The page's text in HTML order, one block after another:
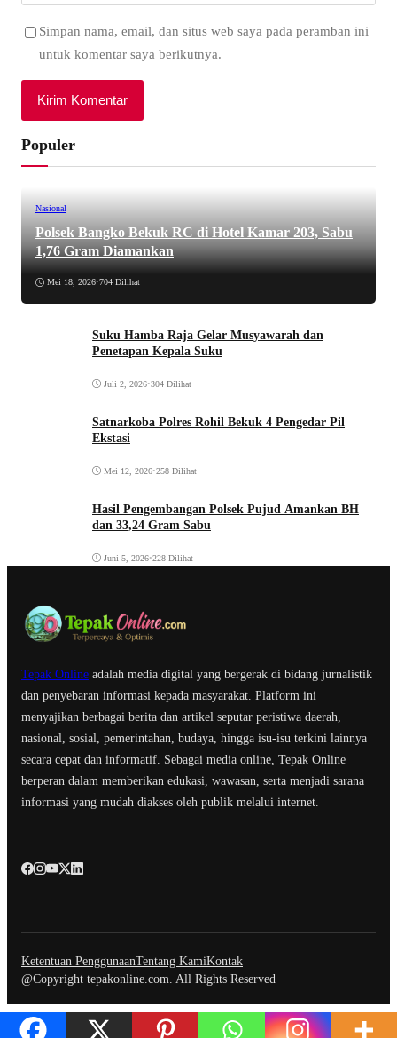
Simpan nama, email, dan situs web saya pada peramban ini
untuk komentar saya berikutnya.
Populer
Nasional
Polsek Bangko Bekuk RC di Hotel Kamar 203, Sabu
1,76 Gram Diamankan
Mei 18, 2026•704 Dilihat
Suku Hamba Raja Gelar Musyawarah dan
Penetapan Kepala Suku
Juli 2, 2026•304 Dilihat
Satnarkoba Polres Rohil Bekuk 4 Pengedar Pil
Ekstasi
Mei 12, 2026•258 Dilihat
Hasil Pengembangan Polsek Pujud Amankan BH
dan 33,24 Gram Sabu
Juni 5, 2026•228 Dilihat
Tepak Online adalah media digital yang bergerak di bidang jurnalistik
dan penyebaran informasi kepada masyarakat. Platform ini
menyajikan berbagai berita dan artikel seputar peristiwa daerah,
nasional, sosial, pemerintahan, budaya, hingga isu-isu terkini lainnya
secara cepat dan informatif. Sebagai media online, Tepak Online
berperan dalam memberikan edukasi, wawasan, serta menjadi sarana
informasi yang mudah diakses oleh publik melalui internet.
Ketentuan PenggunaanTentang KamiKontak
@Copyright tepakonline.com. All Rights Reserved